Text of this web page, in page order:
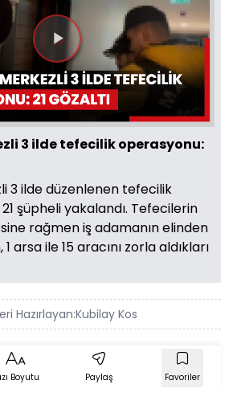
Videoyu
Oynat
3 ilde tefecilik operasyonu:
3 ilde düzenlenen tefecilik
şüpheli yakalandı. Tefecilerin
rağmen iş adamanın elinden
arsa ile 15 aracını zorla aldıkları
Hazırlayan:Kubilay Kos
Boyutu Paylaş Favoriler